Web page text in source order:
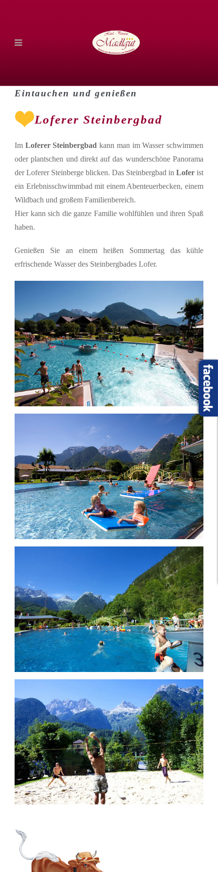
Eintauchen und genießen
Loferer Steinbergbad
Im Loferer Steinbergbad kann man im Wasser schwimmen
oder plantschen und direkt auf das wunderschöne Panorama
der Loferer Steinberge blicken. Das Steinbergbad in Lofer ist
ein Erlebnisschwimmbad mit einem Abenteuerbecken, einem
Wildbach und großem Familienbereich.
Hier kann sich die ganze Familie wohlfühlen und ihren Spaß
haben.
Genießen Sie an einem heißen Sommertag das kühle
erfrischende Wasser des Steinbergbades Lofer.